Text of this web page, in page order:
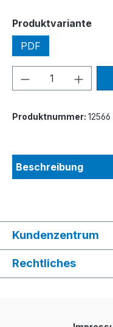
Produktvariante
PDF
Produkt
Produktnummer: 12566
Beschreibung
Kundenzentrum
Rechtliches